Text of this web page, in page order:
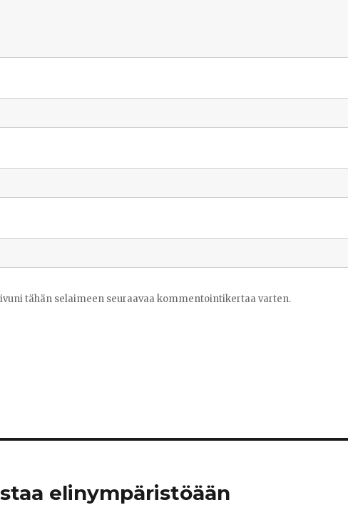
tähän selaimeen seuraavaa kommentointikertaa varten.
elinympäristöään